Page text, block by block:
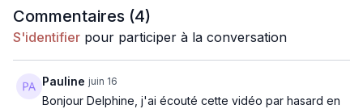
Commentaires (4)
S'identifier pour participer à la conversation
Pauline juin 16
Bonjour Delphine, j'ai écouté cette vidéo par hasard en